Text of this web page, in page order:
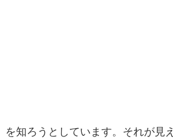
を知ろうとしています。それが見え